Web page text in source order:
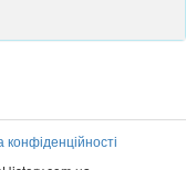
250
конфіденційності